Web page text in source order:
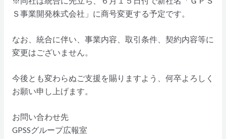
Ｓ事業開発株式会社」に商号変更する予定です。
なお、統合に伴い、事業内容、取引条件、契約内容等に
変更はございません。
今後とも変わらぬご支援を賜りますよう、何卒よろしく
お願い申し上げます。
お問い合わせ先
GPSSグループ広報室